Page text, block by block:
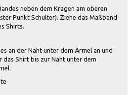
neben dem Kragen am oberen
Punkt Schulter). Ziehe das Maßband
Shirts.
an der Naht unter dem Ärmel an und
das Shirt bis zur Naht unter dem